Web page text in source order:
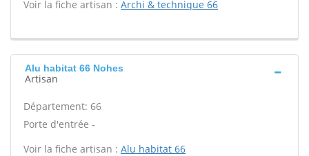
Voir la fiche artisan : Archi & technique 66
Alu habitat 66 Nohes
Artisan
Département: 66
Porte d'entrée -
Voir la fiche artisan : Alu habitat 66